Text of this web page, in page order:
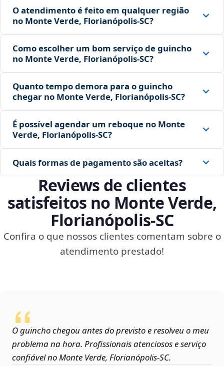
O atendimento é feito em qualquer região
no Monte Verde, Florianópolis‑SC?
Como escolher um bom serviço de guincho
no Monte Verde, Florianópolis‑SC?
Quanto tempo demora para o guincho
chegar no Monte Verde, Florianópolis‑SC?
É possível agendar um reboque no Monte
Verde, Florianópolis‑SC?
Quais formas de pagamento são aceitas?
Reviews de clientes
satisfeitos no Monte Verde,
Florianópolis‑SC
Confira o que nossos clientes comentam sobre o
atendimento prestado!
O guincho chegou antes do previsto e resolveu o meu
problema na hora. Profissionais atenciosos e serviço
confiável no Monte Verde, Florianópolis‑SC.